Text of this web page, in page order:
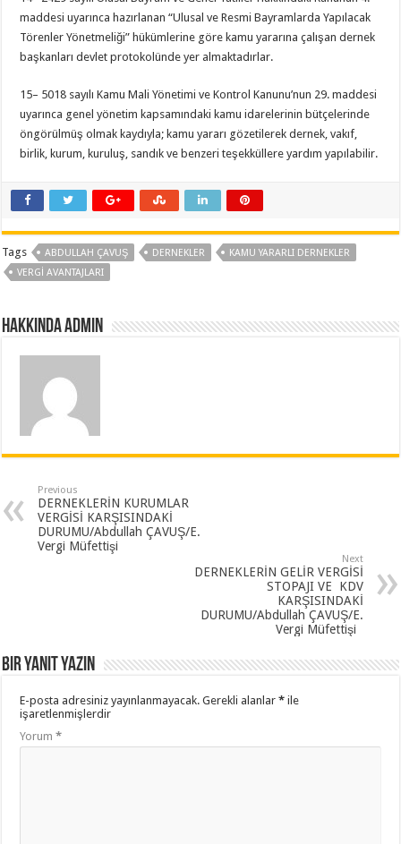
maddesi uyarınca hazırlanan “Ulusal ve Resmi Bayramlarda Yapılacak
Törenler Yönetmeliği” hükümlerine göre kamu yararına çalışan dernek
başkanları devlet protokolünde yer almaktadırlar.
15– 5018 sayılı Kamu Mali Yönetimi ve Kontrol Kanunu’nun 29. maddesi
uyarınca genel yönetim kapsamındaki kamu idarelerinin bütçelerinde
öngörülmüş olmak kaydıyla; kamu yararı gözetilerek dernek, vakıf,
birlik, kurum, kuruluş, sandık ve benzeri teşekküllere yardım yapılabilir.
Tags ABDULLAH ÇAVUŞ DERNEKLER
KAMU YARARLI DERNEKLER
VERGI AVANTAJLARI
Hakkında admin
Previous
DERNEKLERİN KURUMLAR
VERGİSİ KARŞISINDAKİ
DURUMU/Abdullah ÇAVUŞ/E.
Vergi Müfettişi
Next
DERNEKLERİN GELİR VERGİSİ
STOPAJI VE KDV
KARŞISINDAKİ
DURUMU/Abdullah ÇAVUŞ/E.
Vergi Müfettişi
Bir yanıt yazın
E-posta adresiniz yayınlanmayacak. Gerekli alanlar* ile
işaretlenmişlerdir
Yorum*